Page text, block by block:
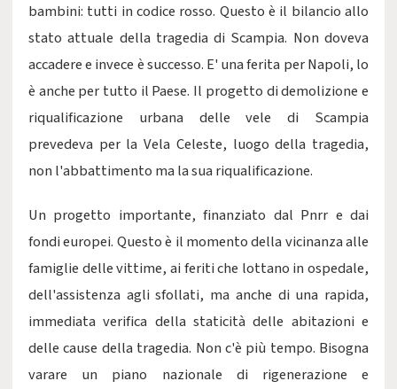
bambini: tutti in codice rosso. Questo è il bilancio allo
stato attuale della tragedia di Scampia. Non doveva
accadere e invece è successo. E' una ferita per Napoli, lo
è anche per tutto il Paese. Il progetto di demolizione e
riqualificazione urbana delle vele di Scampia
prevedeva per la Vela Celeste, luogo della tragedia,
non l'abbattimento ma la sua riqualificazione.
Un progetto importante, finanziato dal Pnrr e dai
fondi europei. Questo è il momento della vicinanza alle
famiglie delle vittime, ai feriti che lottano in ospedale,
dell'assistenza agli sfollati, ma anche di una rapida,
immediata verifica della staticità delle abitazioni e
delle cause della tragedia. Non c'è più tempo. Bisogna
varare un piano nazionale di rigenerazione e